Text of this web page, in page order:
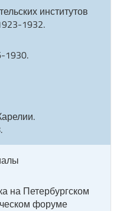
институтов
1932.
1930.
на Петербургском
форуме